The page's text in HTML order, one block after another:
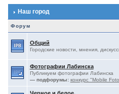
Наш город
Форум
Общий
Городские новости, мнения,
Фотографии Лабинска
Публикуем фотографии Лабинска
— подфорумы: конкурс "Mobile